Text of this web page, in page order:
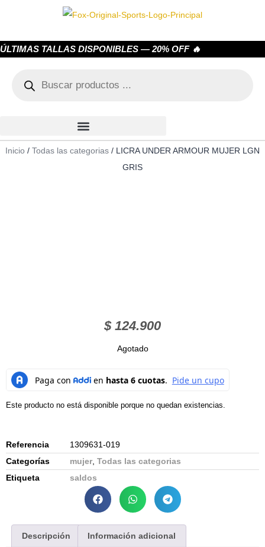
ÚLTIMAS TALLAS DISPONIBLES — 20% OFF 🔥
Inicio / Todas las categorias / LICRA UNDER ARMOUR MUJER LGN
GRIS
$124.900
Agotado
Este producto no está disponible porque no quedan existencias.
Referencia
1309631-019
Categorías
mujer, Todas las categorias
Etiqueta
saldos
Descripción Información adicional